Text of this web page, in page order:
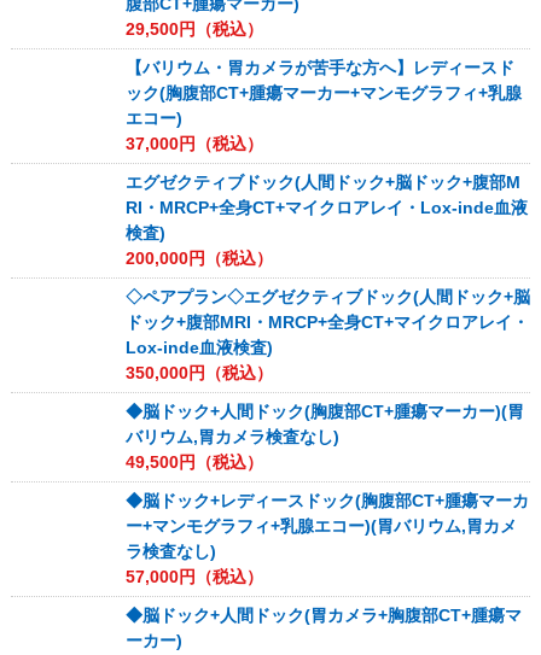
腹部CT+腫瘍マーカー)
29,500円（税込）
【バリウム・胃カメラが苦手な方へ】レディースド
ック(胸腹部CT+腫瘍マーカー+マンモグラフィ+乳腺
エコー)
37,000円（税込）
エグゼクティブドック(人間ドック+脳ドック+腹部M
RI・MRCP+全身CT+マイクロアレイ・Lox-inde血液
検査)
200,000円（税込）
◇ペアプラン◇エグゼクティブドック(人間ドック+脳
ドック+腹部MRI・MRCP+全身CT+マイクロアレイ・
Lox-inde血液検査)
350,000円（税込）
◆脳ドック+人間ドック(胸腹部CT+腫瘍マーカー)(胃
バリウム,胃カメラ検査なし)
49,500円（税込）
◆脳ドック+レディースドック(胸腹部CT+腫瘍マーカ
ー+マンモグラフィ+乳腺エコー)(胃バリウム,胃カメ
ラ検査なし)
57,000円（税込）
◆脳ドック+人間ドック(胃カメラ+胸腹部CT+腫瘍マ
ーカー)